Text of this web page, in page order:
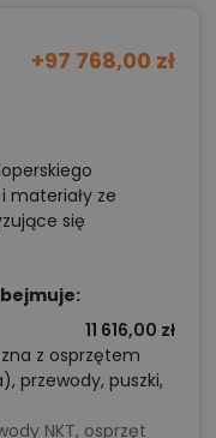
+97 768,00 zł
materiały ze
się
11 616,00 zł
z osprzętem
przewody, puszki,
NKT, osprzęt